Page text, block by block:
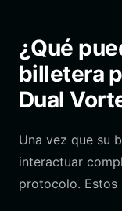
¿Qué
billetera
Dual
Una vez que su
interactuar
protocolo. Estos